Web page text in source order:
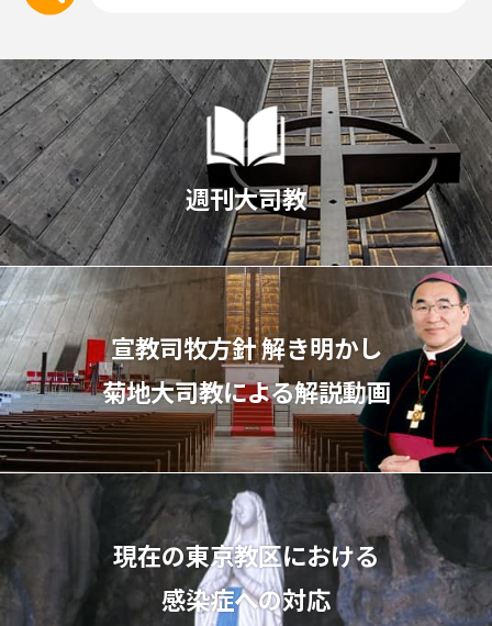
週刊大司教
宣教司牧⽅針 解き明かし
菊地⼤司教による解説動画
現在の東京教区における
感染症への対応